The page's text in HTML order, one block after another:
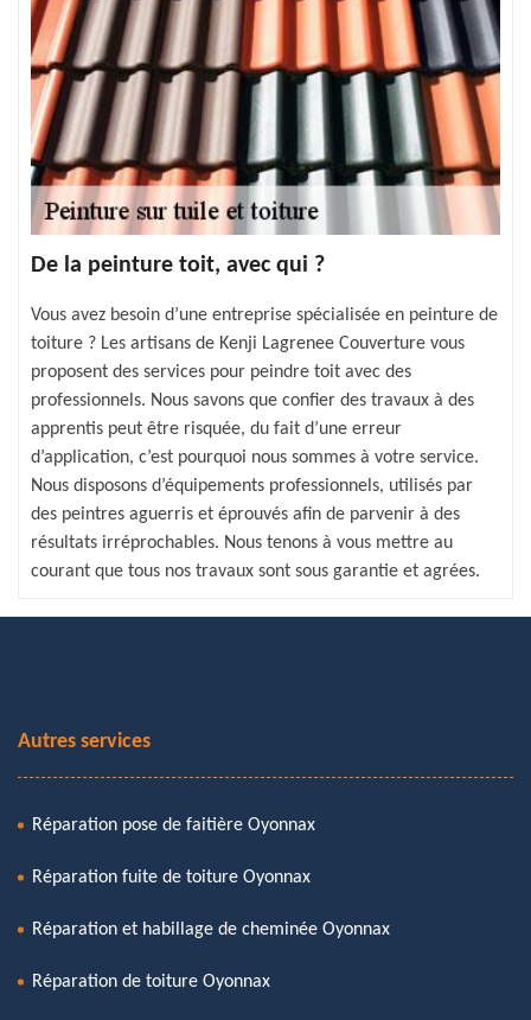
De la peinture toit, avec qui ?
Vous avez besoin d’une entreprise spécialisée en peinture de
toiture ? Les artisans de Kenji Lagrenee Couverture vous
proposent des services pour peindre toit avec des
professionnels. Nous savons que confier des travaux à des
apprentis peut être risquée, du fait d’une erreur
d’application, c’est pourquoi nous sommes à votre service.
Nous disposons d’équipements professionnels, utilisés par
des peintres aguerris et éprouvés afin de parvenir à des
résultats irréprochables. Nous tenons à vous mettre au
courant que tous nos travaux sont sous garantie et agrées.
Autres services
Réparation pose de faitière Oyonnax
Réparation fuite de toiture Oyonnax
Réparation et habillage de cheminée Oyonnax
Réparation de toiture Oyonnax